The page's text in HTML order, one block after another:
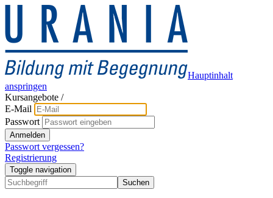
Hauptinhalt
anspringen
Kursangebote /
E-Mail
Passwort
Anmelden
Passwort vergessen?
Registrierung
Toggle navigation
Suchen